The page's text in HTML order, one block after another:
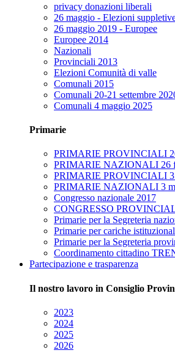
privacy donazioni liberali
26 maggio - Elezioni
26 maggio 2019 - Europee
Europee 2014
Nazionali
Provinciali 2013
Elezioni Comunità di valle
Comunali 2015
Comunali 20-21 settembre
Comunali 4 maggio 2025
Primarie
PRIMARIE PROVINCIALI
PRIMARIE NAZIONALI 26
PRIMARIE PROVINCIALI 3
PRIMARIE NAZIONALI 3
Congresso nazionale 2017
CONGRESSO
Primarie per la Segreteria
Primarie per cariche
Primarie per la Segreteria
Coordinamento cittadino
Partecipazione e trasparenza
Il nostro lavoro in Consiglio
2023
2024
2025
2026